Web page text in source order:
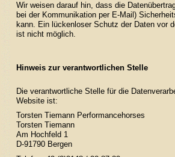
Wir weisen darauf hin, dass die
bei der Kommunikation per E-Mail)
kann. Ein lückenloser Schutz der Daten vor
ist nicht möglich.
Hinweis zur verantwortlichen Stelle
Die verantwortliche Stelle für die
Website ist:
Torsten Tiemann Performancehorses
Torsten Tiemann
Am Hochfeld 1
D-91790 Bergen